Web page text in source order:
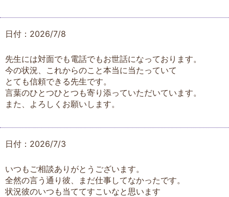
日付：2026/7/8
先生には対面でも電話でもお世話になっております。
今の状況、これからのこと本当に当たっていて
とても信頼できる先生です。
言葉のひとつひとつも寄り添っていただいています。
また、よろしくお願いします。
日付：2026/7/3
いつもご相談ありがとうございます。
全然の言う通り彼、まだ仕事してなかったです。
状況彼のいつも当ててすこいなと思います